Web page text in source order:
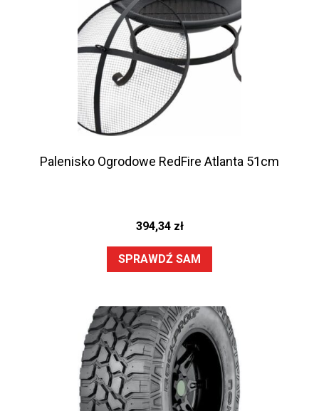
Palenisko Ogrodowe RedFire Atlanta 51cm
394,34 zł
SPRAWDŹ SAM